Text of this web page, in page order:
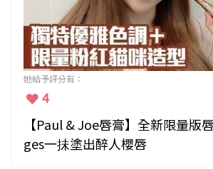
她給予評分有：
4
【Paul & Joe唇膏】全新限量版
ges一抺塗出醉人櫻唇